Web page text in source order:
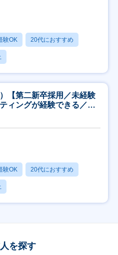
験OK 20代におすすめ
【第二新卒採用／未経験
ィングが経験できる／研
験OK 20代におすすめ
を探す